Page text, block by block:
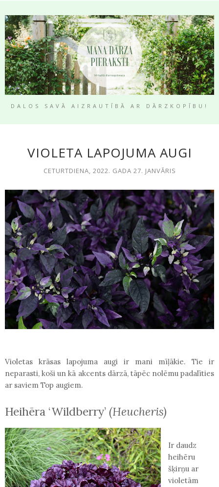
DALOS SAVĀ AIZRAUTĪBĀ AR DĀRZKOPĪBU!
VIOLETA LAPOJUMA AUGI
CETURTDIENA, 2022. GADA 27. JANVĀRIS
Violetas krāsas lapojuma augi ir mani mīļākie. Tie ir
neparasti, koši un kā akcents dārzā, tāpēc nolēmu padalīties
ar saviem Top augiem.
Heihēra ‘Wildberry’ (Heucheris)
Ir daudz
heihēru
šķirņu ar
violetām